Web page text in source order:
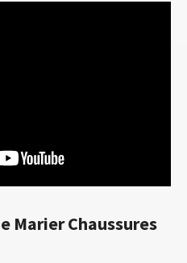
Marier Chaussures